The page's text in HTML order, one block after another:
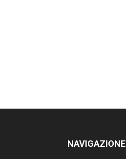
NAVIGAZIONE